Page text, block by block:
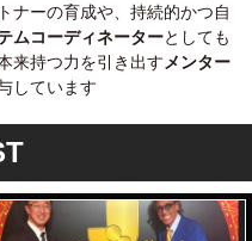
ナーの育成や、持続的かつ自
ムコーディネーターとしても
来持つ力を引き出す メンター
しています